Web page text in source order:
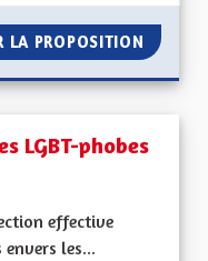
LA PROPOSITION
LGBT-phobes
effective
les...